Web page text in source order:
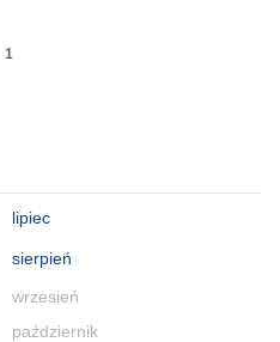
lipiec
sierpień
wrzesień
październik
1